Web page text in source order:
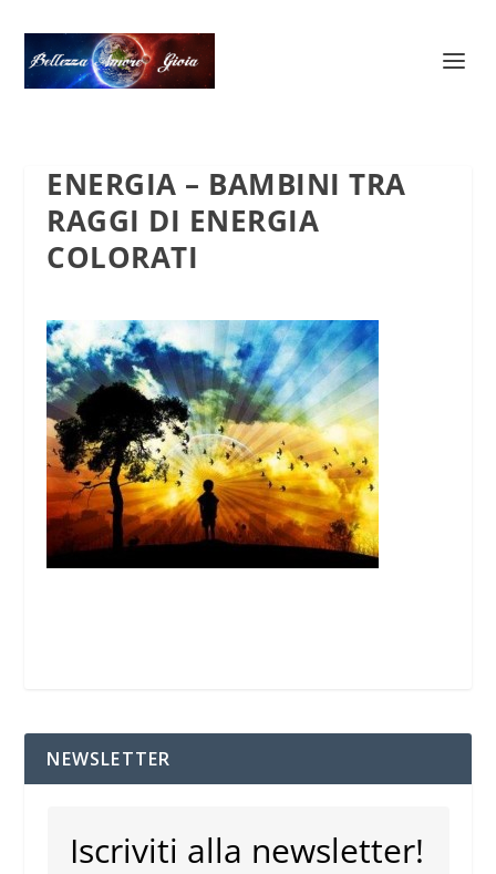
ENERGIA – BAMBINI TRA
RAGGI DI ENERGIA
COLORATI
NEWSLETTER
Iscriviti alla newsletter!